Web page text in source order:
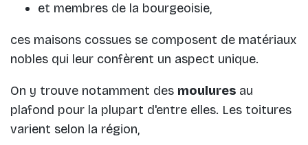
et membres de la bourgeoisie,
ces maisons cossues se composent de matériaux
nobles qui leur confèrent un aspect unique.
On y trouve notamment des moulures au
plafond pour la plupart d'entre elles. Les toitures
varient selon la région,